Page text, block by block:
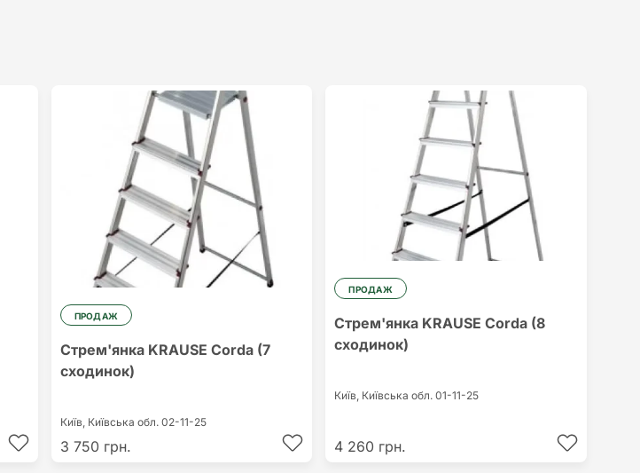
ПРОДАЖ
Стрем'янка KRAUSE Corda (7
сходинок)
Київ, Київська обл. 02-11-25
3 750 грн.
ПРОДАЖ
Стрем'янка KRAUSE Corda (8
сходинок)
Київ, Київська обл.01-11-25
4 260 грн.